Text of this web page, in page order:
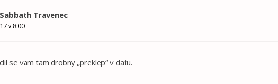
Travenec
v 8:00
se vam tam drobny „preklep“ v datu.